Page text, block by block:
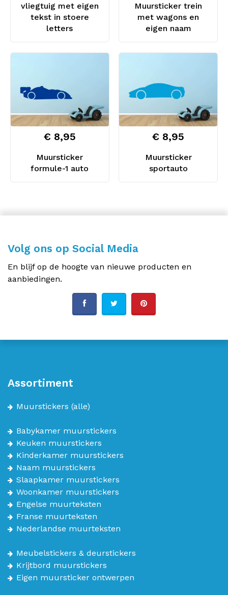
vliegtuig met eigen
tekst in stoere
letters
Muursticker trein
met wagons en
eigen naam
Muursticker
formule-1 auto
€ 8,95
Muursticker
sportauto
€ 8,95
Volg ons op Social Media
En blijf op de hoogte van nieuwe producten en
aanbiedingen.
Assortiment
Muurstickers (alle)
Babykamer muurstickers
Keuken muurstickers
Kinderkamer muurstickers
Naam muurstickers
Slaapkamer muurstickers
Woonkamer muurstickers
Engelse muurteksten
Franse muurteksten
Nederlandse muurteksten
Meubelstickers & deurstickers
Krijtbord muurstickers
Eigen muursticker ontwerpen